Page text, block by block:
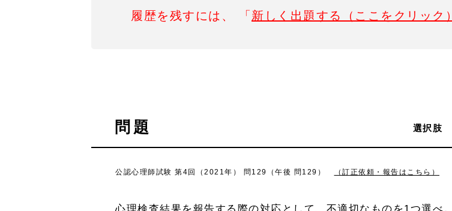
履歴を残すには、 「 新しく出題する（ここをクリック）
問題 選択肢
公認心理師試験 第4回（2021年） 問129（午後 問129） （訂正依頼・報告はこちら）
心理検査結果を報告する際の対応として、不適切なものを1つ選べ。